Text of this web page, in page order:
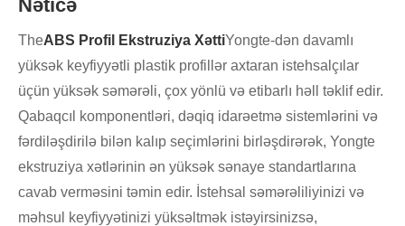
Nəticə
TheABS Profil Ekstruziya XəttiYongte-dən davamlı
yüksək keyfiyyətli plastik profillər axtaran istehsalçılar
üçün yüksək səmərəli, çox yönlü və etibarlı həll təklif edir.
Qabaqcıl komponentləri, dəqiq idarəetmə sistemlərini və
fərdiləşdirilə bilən kalıp seçimlərini birləşdirərək, Yongte
ekstruziya xətlərinin ən yüksək sənaye standartlarına
cavab verməsini təmin edir. İstehsal səmərəliliyinizi və
məhsul keyfiyyətinizi yüksəltmək istəyirsinizsə,